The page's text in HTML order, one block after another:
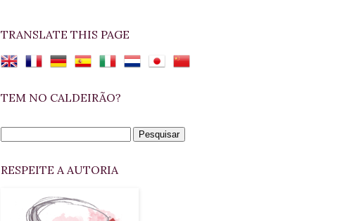
TRANSLATE THIS PAGE
TEM NO CALDEIRÃO?
RESPEITE A AUTORIA